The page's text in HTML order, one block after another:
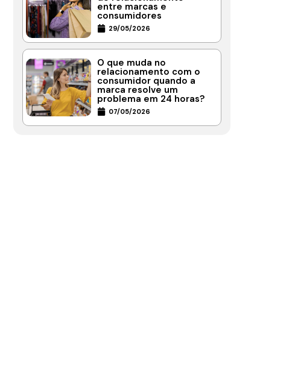
entre marcas e
consumidores
29/05/2026
O que muda no
relacionamento com o
consumidor quando a
marca resolve um
problema em 24 horas?
07/05/2026